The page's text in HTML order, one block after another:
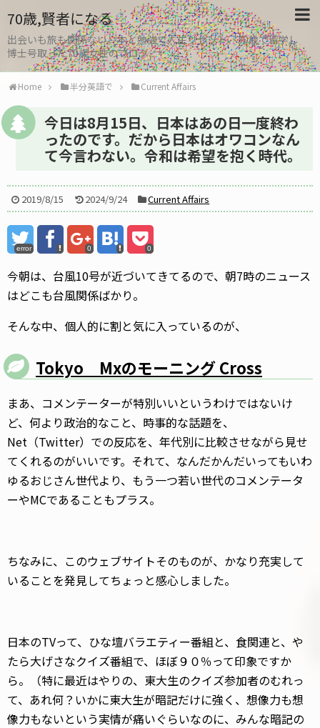
70歳,賢者になる
出会いも旅も関係ない。本と勉強で人生リセット、30歳で留学し
博士号取った70歳女性のブログ
Home 半分英語で Current Affairs
今日は8月15日、日本はあの日一度終わ
ったのです。だから日本はオワコンなん
て今言わない。令和は希望を抱く時代。
2019/8/15 2024/9/24 Current Affairs
error 0 0
今朝は、台風10号が近づいてきてるので、朝7時のニュース
はどこも台風関係ばかり。
そんな中、個人的に割と気に入っているのが、
Tokyo Mxのモーニング Cross
まあ、コメンテーターが特別いいというわけではないけ
ど、何より政治的なこと、時事的な話題を、
Net（Twitter）での反応を、年代別に比較させながら見せ
てくれるのがいいです。それて、なんだかんだいってもいわ
ゆるおじさん世代より、もう一つ若い世代のコメンテータ
ーやMCであることもプラス。
ちなみに、このウェブサイトそのものが、かなり充実して
いることを発見してちょっと感心しました。
日本のTVって、ひな壇バラエティー番組と、食関連と、や
たら大げさなクイズ番組で、ほぼ９０％って印象ですか
ら。（特に最近はやりの、東大生のクイズ参加者のむれっ
て、あれ何？いかに東大生が暗記だけに強く、想像力も想
像力もないという実情が痛いぐらいなのに、みんな暗記の